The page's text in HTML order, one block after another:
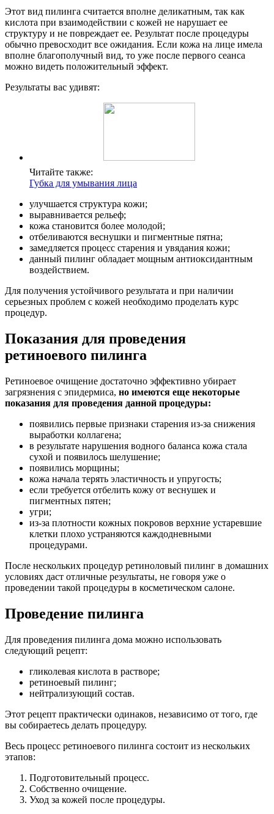
Этот вид пилинга считается вполне деликатным, так как
кислота при взаимодействии с кожей не нарушает ее
структуру и не повреждает ее. Результат после процедуры
обычно превосходит все ожидания. Если кожа на лице имела
вполне благополучный вид, то уже после первого сеанса
можно видеть положительный эффект.
Результаты вас удивят:
Читайте также:
Губка для умывания лица
улучшается структура кожи;
выравнивается рельеф;
кожа становится более молодой;
отбеливаются веснушки и пигментные пятна;
замедляется процесс старения и увядания кожи;
данный пилинг обладает мощным антиоксидантным
воздействием.
Для получения устойчивого результата и при наличии
серьезных проблем с кожей необходимо проделать курс
процедур.
Показания для проведения
ретиноевого пилинга
Ретиноевое очищение достаточно эффективно убирает
загрязнения с эпидермиса, но имеются еще некоторые
показания для проведения данной процедуры:
появились первые признаки старения из-за снижения
выработки коллагена;
в результате нарушения водного баланса кожа стала
сухой и появилось шелушение;
появились морщины;
кожа начала терять эластичность и упругость;
если требуется отбелить кожу от веснушек и
пигментных пятен;
угри;
из-за плотности кожных покровов верхние устаревшие
клетки плохо устраняются каждодневными
процедурами.
После нескольких процедур ретиноловый пилинг в домашних
условиях даст отличные результаты, не говоря уже о
проведении такой процедуры в косметическом салоне.
Проведение пилинга
Для проведения пилинга дома можно использовать
следующий рецепт:
гликолевая кислота в растворе;
ретиноевый пилинг;
нейтрализующий состав.
Этот рецепт практически одинаков, независимо от того, где
вы собираетесь делать процедуру.
Весь процесс ретиноевого пилинга состоит из нескольких
этапов:
Подготовительный процесс.
Собственно очищение.
Уход за кожей после процедуры.